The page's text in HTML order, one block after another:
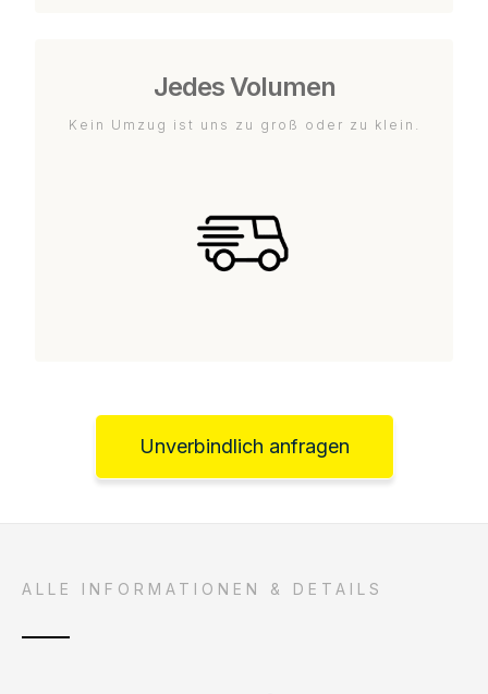
Jedes Volumen
Kein Umzug ist uns zu groß oder zu klein.
Unverbindlich anfragen
ALLE INFORMATIONEN & DETAILS